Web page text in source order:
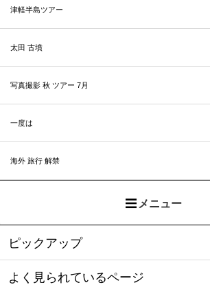
津軽半島ツアー
太田 古墳
写真撮影 秋 ツアー 7月
一度は
海外 旅行 解禁
メニュー
ピックアップ
よく見られているページ